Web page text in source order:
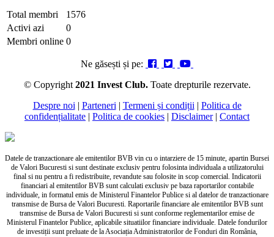
Total membri
1576
Activi azi
0
Membri online 0
Ne găsești și pe:
© Copyright2021 Invest Club. Toate drepturile rezervate.
Despre noi| Parteneri| Termeni și condiții| Politica de
confidențialitate
Politica de cookies Disclaimer| Contact
Datele de tranzactionare ale emitentilor BVB vin cu o intarziere de 15 minute, apartin Bursei
de Valori Bucuresti si sunt destinate exclusiv pentru folosinta individuala a utilizatorului
final si nu pentru a fi redistribuite, revandute sau folosite in scop comercial. Indicatorii
financiari al emitentilor BVB sunt calculati exclusiv pe baza raportarilor contabile
individuale, in formatul emis de Ministerul Finantelor Publice si al datelor de tranzactionare
transmise de Bursa de Valori Bucuresti. Raportarile financiare ale emitentilor BVB sunt
transmise de Bursa de Valori Bucuresti si sunt conforme reglementarilor emise de
Ministerul Finantelor Publice, aplicabile situatiilor financiare individuale. Datele fondurilor
de investiții sunt preluate de la Asociația Administratorilor de Fonduri din România,